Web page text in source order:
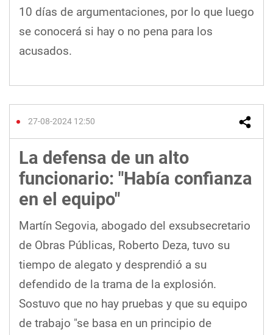
10 días de argumentaciones, por lo que luego
se conocerá si hay o no pena para los
acusados.
27-08-2024 12:50
La defensa de un alto
funcionario: "Había confianza
en el equipo"
Martín Segovia, abogado del exsubsecretario
de Obras Públicas, Roberto Deza, tuvo su
tiempo de alegato y desprendió a su
defendido de la trama de la explosión.
Sostuvo que no hay pruebas y que su equipo
de trabajo "se basa en un principio de